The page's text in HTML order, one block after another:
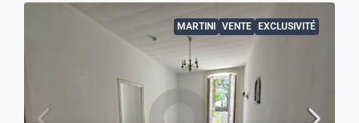
MARTINI VENTE EXCLUSIVITÉ